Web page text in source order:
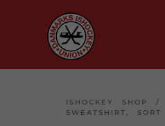
ISHOCKEY SHOP /
SWEATSHIRT, SORT